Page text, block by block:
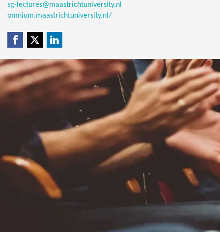
sg-lectures@maastrichtuniversity.nl
omnium.maastrichtuniversity.nl/